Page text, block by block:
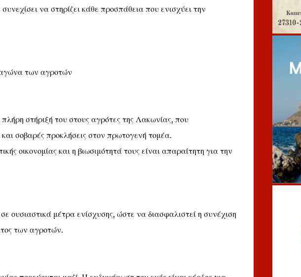
να στηρίζει κάθε προσπάθεια που ενισχύει την
αγώνα των αγροτών
στήριξή του στους αγρότες της Λακωνίας, που
σοβαρές προκλήσεις στον πρωτογενή τομέα.
οικονομίας και η βιωσιμότητά τους είναι απαραίτητη για την
ουσιαστικά μέτρα ενίσχυσης, ώστε να διασφαλιστεί η συνέχιση
των αγροτών.